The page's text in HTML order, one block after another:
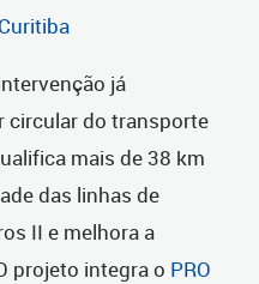
já
circular do transporte
mais de 38 km
das linhas de
II e melhora a
projeto integra o PRO